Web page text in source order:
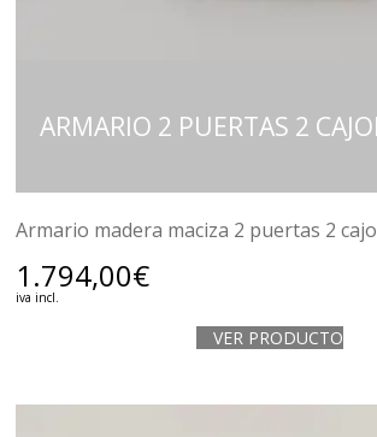
ARMARIO 2 PUERTAS 2
Armario madera maciza 2 puertas 2
1.794,00€
iva incl.
VER PRODUCTO